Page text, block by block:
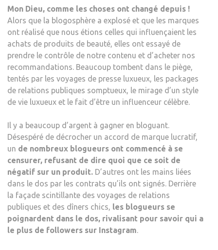
Mon Dieu, comme les choses ont changé depuis !
Alors que la blogosphère a explosé et que les marques
ont réalisé que nous étions celles qui influençaient les
achats de produits de beauté, elles ont essayé de
prendre le contrôle de notre contenu et d’acheter nos
recommandations. Beaucoup tombent dans le piège,
tentés par les voyages de presse luxueux, les packages
de relations publiques somptueux, le mirage d’un style
de vie luxueux et le fait d’être un influenceur célèbre.
Il y a beaucoup d’argent à gagner en bloguant.
Désespéré de décrocher un accord de marque lucratif,
un de nombreux blogueurs ont commencé à se
censurer, refusant de dire quoi que ce soit de
négatif sur un produit. D’autres ont les mains liées
dans le dos par les contrats qu’ils ont signés. Derrière
la façade scintillante des voyages de relations
publiques et des dîners chics, les blogueurs se
poignardent dans le dos, rivalisant pour savoir qui a
le plus de followers sur Instagram.